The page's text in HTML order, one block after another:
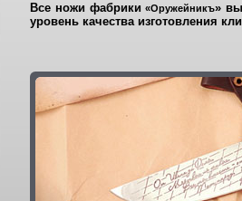
Все ножи фабрики «Оружейникъ»
уровень качества изготовления